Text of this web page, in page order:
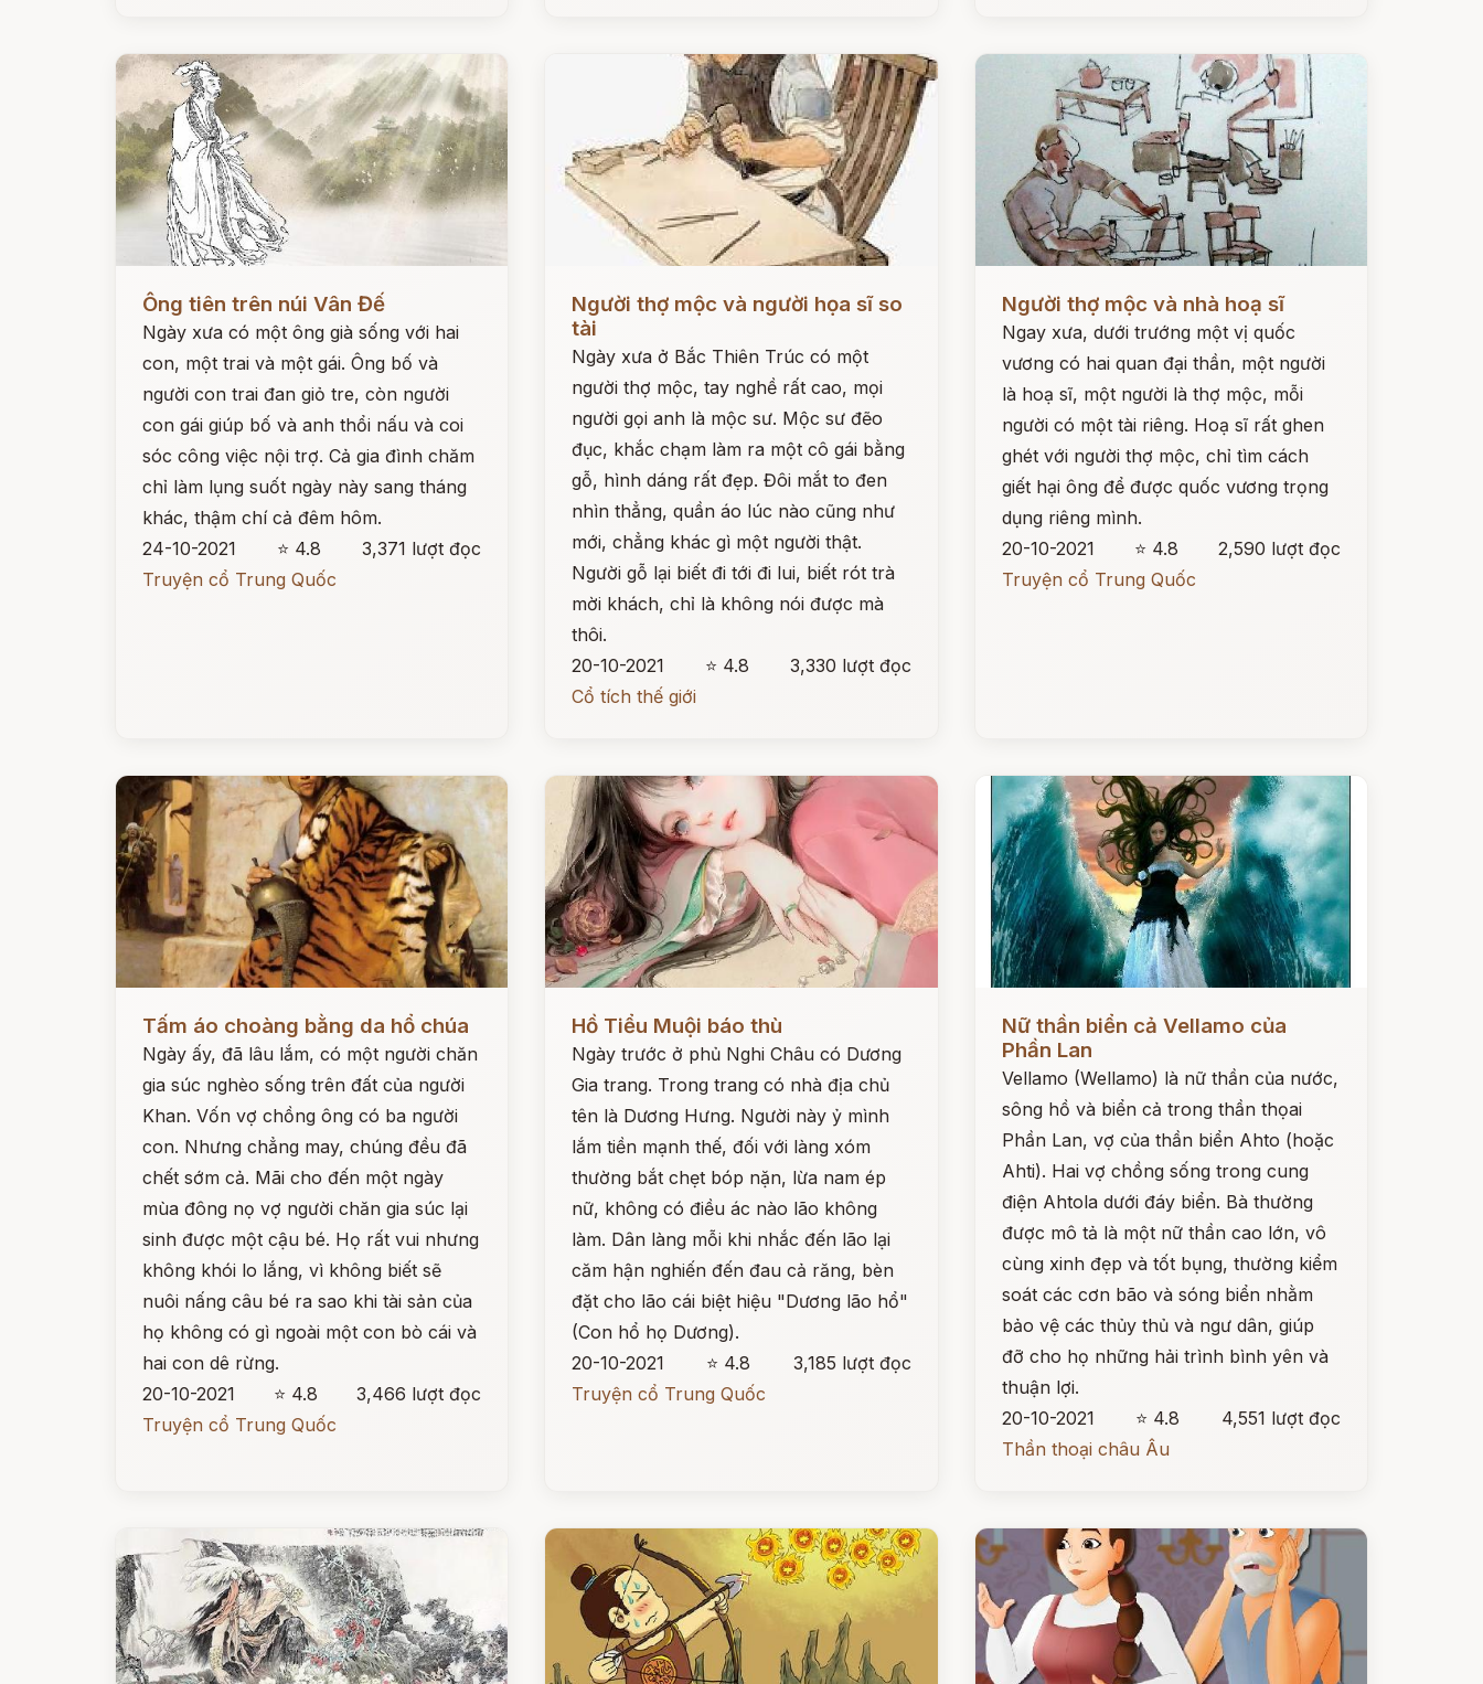
Đọc ngay
Ông tiên trên núi Vân Đế
Ngày xưa có một ông già sống với hai
con, một trai và một gái. Ông bố và
người con trai đan giỏ tre, còn người
con gái giúp bố và anh thổi nấu và coi
sóc công việc nội trợ. Cả gia đình chăm
chỉ làm lụng suốt ngày này sang tháng
khác, thậm chí cả đêm hôm.
24-10-2021
⭐ 4.8
3,371 lượt đọc
Truyện cổ Trung Quốc
Người thợ mộc và người họa sĩ so
tài
Ngày xưa ở Bắc Thiên Trúc có một
người thợ mộc, tay nghề rất cao, mọi
người gọi anh là mộc sư. Mộc sư đẽo
đục, khắc chạm làm ra một cô gái bằng
gỗ, hình dáng rất đẹp. Đôi mắt to đen
nhìn thẳng, quần áo lúc nào cũng như
mới, chẳng khác gì một người thật.
Người gỗ lại biết đi tới đi lui, biết rót trà
mời khách, chỉ là không nói được mà
thôi.
20-10-2021
⭐ 4.8
3,330 lượt đọc
Cổ tích thế giới
Người thợ mộc và nhà hoạ sĩ
Ngay xưa, dưới trướng một vị quốc
vương có hai quan đại thần, một người
là hoạ sĩ, một người là thợ mộc, mỗi
người có một tài riêng. Hoạ sĩ rất ghen
ghét với người thợ mộc, chỉ tìm cách
giết hại ông để được quốc vương trọng
dụng riêng mình.
20-10-2021
⭐ 4.8
2,590 lượt đọc
Truyện cổ Trung Quốc
Đọc ngay
Tấm áo choàng bằng da hổ chúa
Ngày ấy, đã lâu lắm, có một người chăn
gia súc nghèo sống trên đất của người
Khan. Vốn vợ chồng ông có ba người
con. Nhưng chẳng may, chúng đều đã
chết sớm cả. Mãi cho đến một ngày
mùa đông nọ vợ người chăn gia súc lại
sinh được một cậu bé. Họ rất vui nhưng
không khói lo lắng, vì không biết sẽ
nuôi nấng câu bé ra sao khi tài sản của
họ không có gì ngoài một con bò cái và
hai con dê rừng.
20-10-2021
⭐ 4.8
3,466 lượt đọc
Truyện cổ Trung Quốc
Đọc ngay
Hồ Tiểu Muội báo thù
Ngày trước ở phủ Nghi Châu có Dương
Gia trang. Trong trang có nhà địa chủ
tên là Dương Hưng. Người này ỷ mình
lắm tiền mạnh thế, đối với làng xóm
thường bắt chẹt bóp nặn, lừa nam ép
nữ, không có điều ác nào lão không
làm. Dân làng mỗi khi nhắc đến lão lại
căm hận nghiến đến đau cả răng, bèn
đặt cho lão cái biệt hiệu "Dương lão hổ"
(Con hổ họ Dương).
20-10-2021
⭐ 4.8
3,185 lượt đọc
Truyện cổ Trung Quốc
Nữ thần biển cả Vellamo của
Phần Lan
Vellamo (Wellamo) là nữ thần của nước,
sông hồ và biển cả trong thần thọai
Phần Lan, vợ của thần biển Ahto (hoặc
Ahti). Hai vợ chồng sống trong cung
điện Ahtola dưới đáy biển. Bà thường
được mô tả là một nữ thần cao lớn, vô
cùng xinh đẹp và tốt bụng, thường kiểm
soát các cơn bão và sóng biển nhằm
bảo vệ các thủy thủ và ngư dân, giúp
đỡ cho họ những hải trình bình yên và
thuận lợi.
20-10-2021
⭐ 4.8
4,551 lượt đọc
Thần thoại châu Âu